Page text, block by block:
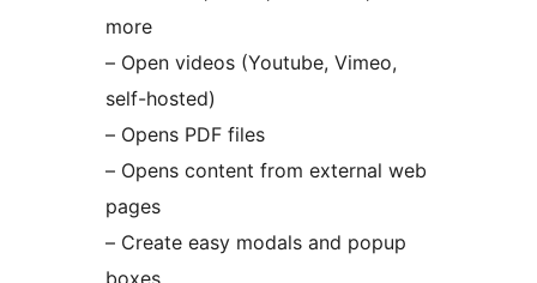
more
– Open videos (Youtube, Vimeo,
self-hosted)
– Opens PDF files
– Opens content from external web
pages
– Create easy modals and popup